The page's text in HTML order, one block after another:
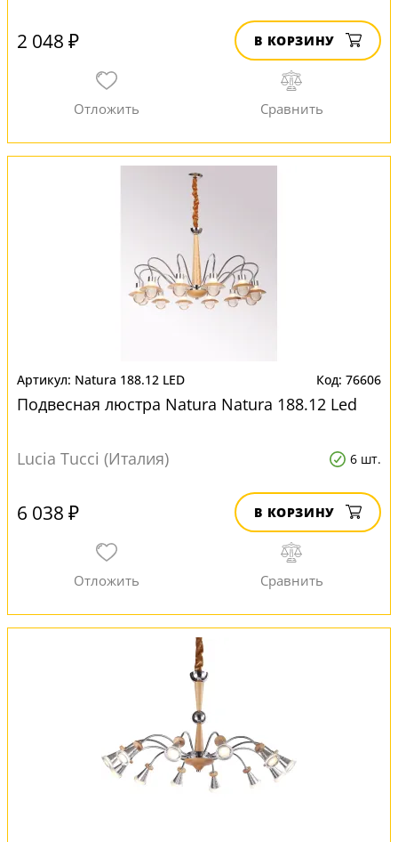
2 048 ₽ В КОРЗИНУ
Natura 188.12 LED 76606
Подвесная люстра Natura Natura 188.12 Led
Lucia Tucci (Италия) 6 шт.
6 038 ₽ В КОРЗИНУ